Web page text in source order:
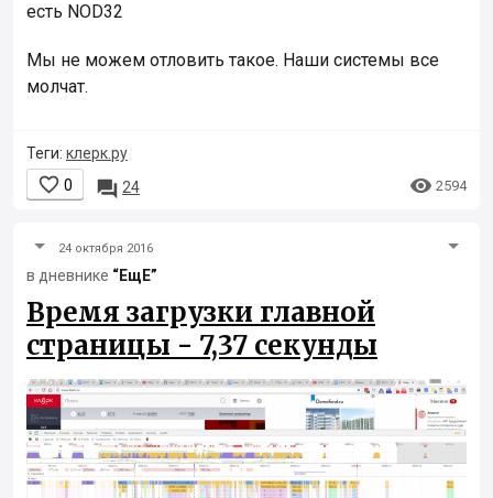
есть NOD32
Мы не можем отловить такое. Наши системы все
молчат.
Теги: клерк.ру
 0  24  2594
24 октября 2016
в дневнике “ЕщЕ”
Время загрузки главной
страницы - 7,37 секунды